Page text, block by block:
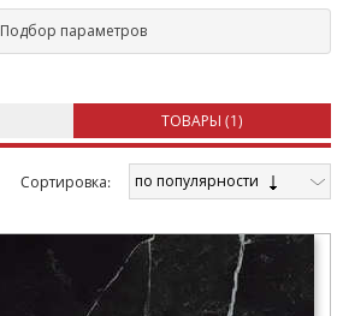
Подбор параметров
ТОВАРЫ (1)
Cортировка: по популярности